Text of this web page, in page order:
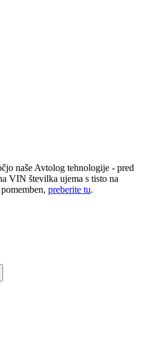
naše Avtolog tehnologije - pred
VIN številka ujema s tisto na
preberite tu.